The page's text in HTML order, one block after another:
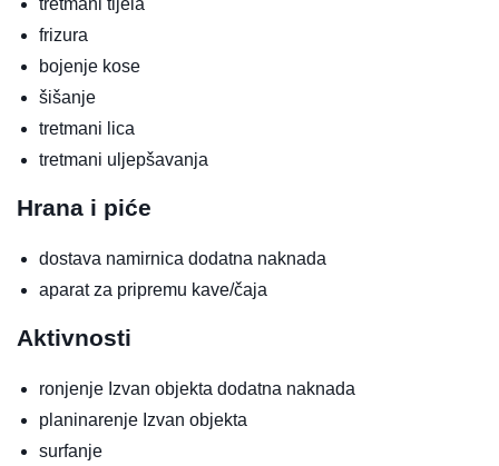
frizura
bojenje kose
šišanje
tretmani lica
tretmani uljepšavanja
Hrana i piće
dostava namirnica dodatna naknada
aparat za pripremu kave/čaja
Aktivnosti
ronjenje Izvan objekta dodatna naknada
planinarenje Izvan objekta
surfanje